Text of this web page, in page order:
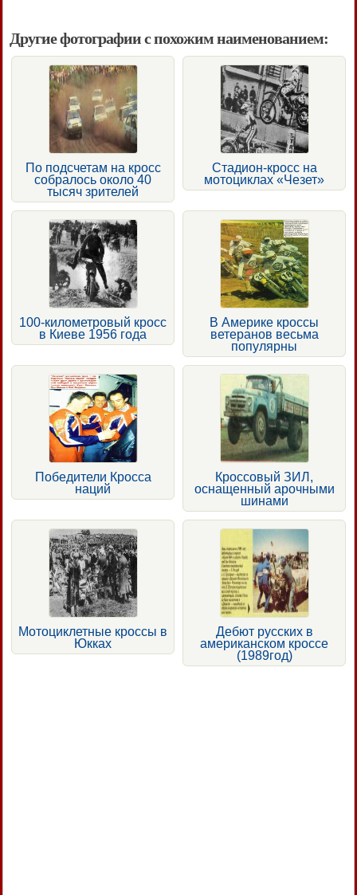
Другие фотографии с похожим наименованием:
По подсчетам на кросс
собралось около 40
тысяч зрителей
Стадион-кросс на
мотоциклах «Чезет»
100-километровый кросс
в Киеве 1956 года
В Америке кроссы
ветеранов весьма
популярны
Победители Кросса
наций
Кроссовый ЗИЛ,
оснащенный арочными
шинами
Мотоциклетные кроссы в
Юкках
Дебют русских в
американском кроссе
(1989год)